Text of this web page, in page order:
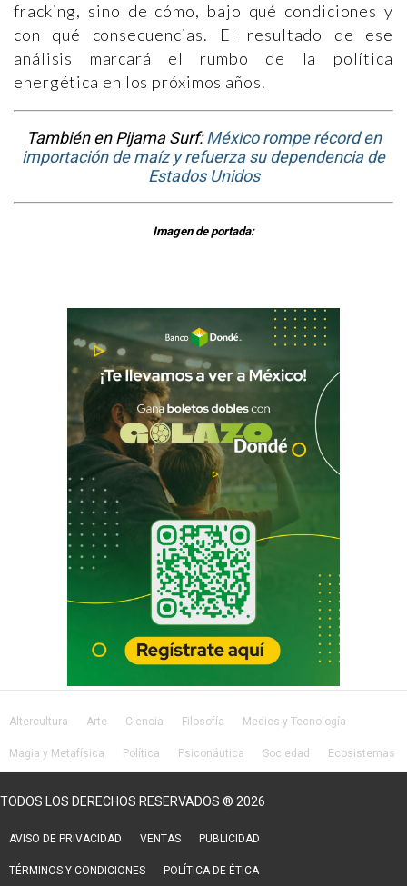
fracking, sino de cómo, bajo qué condiciones y
con qué consecuencias. El resultado de ese
análisis marcará el rumbo de la política
energética en los próximos años.
También en Pijama Surf:México rompe récord en
importación de maíz y refuerza su dependencia de
Estados Unidos
Imagen de portada:
Altercultura Arte Ciencia Filosofía Medios y Tecnología
Magia y Metafísica Política Psiconáutica Sociedad Ecosistemas
TODOS LOS DERECHOS RESERVADOS ® 2026
AVISO DE PRIVACIDAD VENTAS PUBLICIDAD
TÉRMINOS Y CONDICIONES POLÍTICA DE ÉTICA